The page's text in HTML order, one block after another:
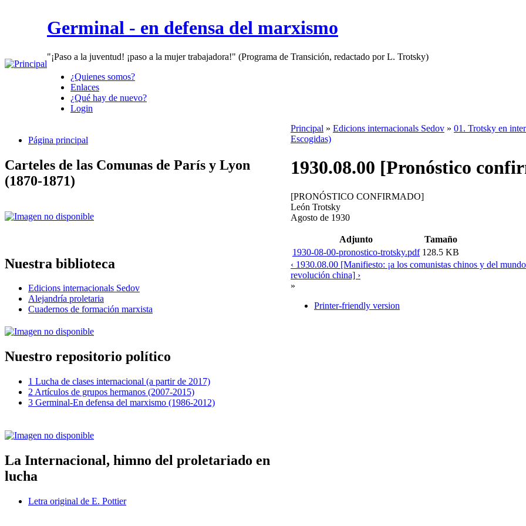
Germinal - en defensa del marxismo
"¡Paso a la juventud! ¡paso a la mujer trabajadora!" (Programa de Transición, redactado por L. Trotsky)
¿Quienes somos?
Enlaces
¿Qué hay de nuevo?
Login
Página principal
Carteles de las Comunas de París y Lyon
(1870-1871)
Nuestra biblioteca
Edicions internacionals Sedov
Alejandría proletaria
Cuadernos de formación marxista
Nuestro repositorio político
1 Lucha de clases internacional (a partir de 2017)
2 Artículos de grupos hermanos (2007-2015)
3 Germinal-En defensa del marxismo (1986-2012)
La Internacional, himno del proletariado en
lucha
Letra original de E. Pottier
Principal » Edicions internacionals Sedov » 01. Trotsky en
Escogidas)
1930.08.00 [Pronóstico
[PRONÓSTICO CONFIRMADO]
León Trotsky
Agosto de 1930
Adjunto
Tamaño
1930-08-00-pronostico-trotsky.pdf 128.5 KB
‹ 1930.08.00 [Manifiesto: ¡a los comunistas chinos y del
revolución china] ›
»
Printer-friendly version